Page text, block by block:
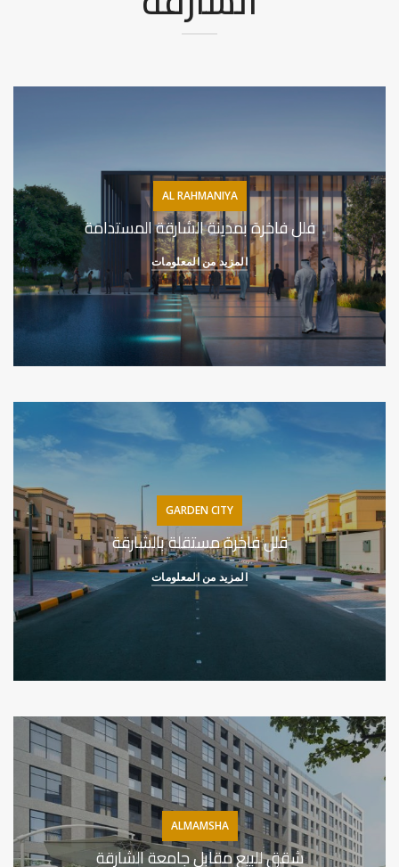
AL RAHMANIYA
فلل فاخرة بمدينة الشارقة المستدامة
المزيد من المعلومات
GARDEN CITY
فلل فاخرة مستقلة بالشارقة
المزيد من المعلومات
ALMAMSHA
شقق للبيع مقابل جامعة الشارقة